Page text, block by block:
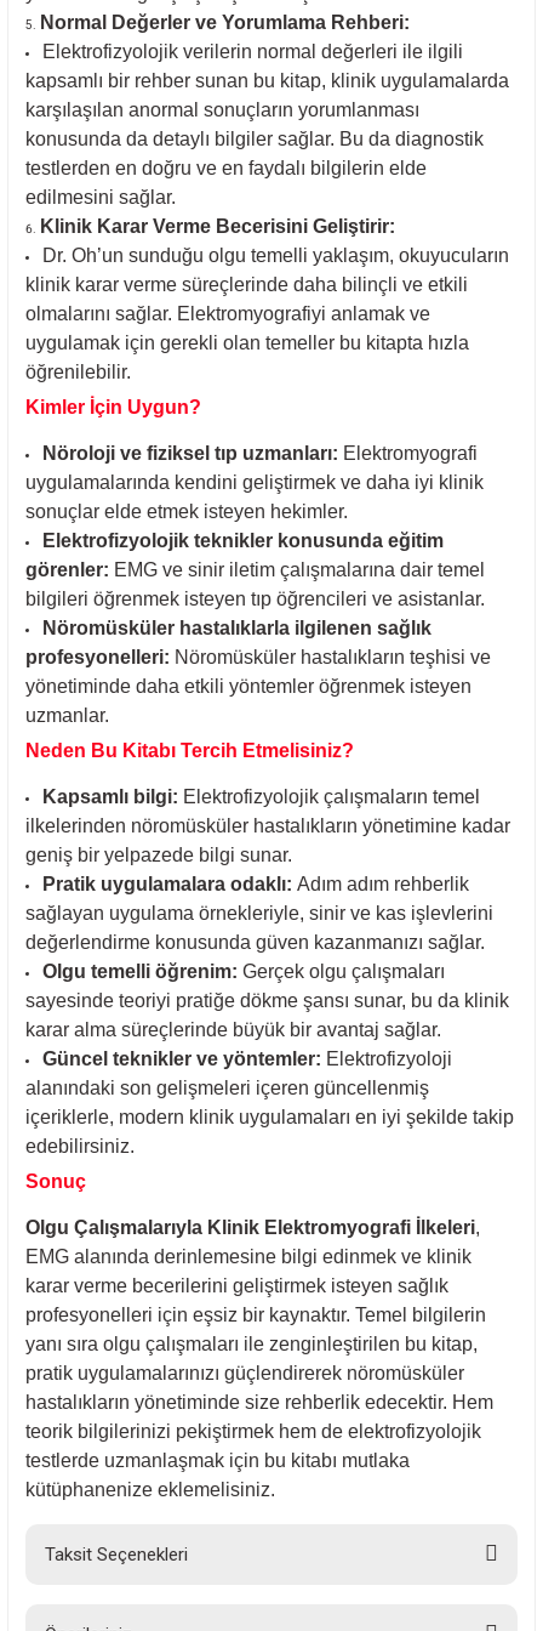
Normal Değerler ve Yorumlama Rehberi:
Elektrofizyolojik verilerin normal değerleri ile ilgili
kapsamlı bir rehber sunan bu kitap, klinik uygulamalarda
karşılaşılan anormal sonuçların yorumlanması
konusunda da detaylı bilgiler sağlar. Bu da diagnostik
testlerden en doğru ve en faydalı bilgilerin elde
edilmesini sağlar.
Klinik Karar Verme Becerisini Geliştirir:
Dr. Oh’un sunduğu olgu temelli yaklaşım, okuyucuların
klinik karar verme süreçlerinde daha bilinçli ve etkili
olmalarını sağlar. Elektromyografiyi anlamak ve
uygulamak için gerekli olan temeller bu kitapta hızla
öğrenilebilir.
Kimler İçin Uygun?
Nöroloji ve fiziksel tıp uzmanları: Elektromyografi
uygulamalarında kendini geliştirmek ve daha iyi klinik
sonuçlar elde etmek isteyen hekimler.
Elektrofizyolojik teknikler konusunda eğitim
görenler: EMG ve sinir iletim çalışmalarına dair temel
bilgileri öğrenmek isteyen tıp öğrencileri ve asistanlar.
Nöromüsküler hastalıklarla ilgilenen sağlık
profesyonelleri: Nöromüsküler hastalıkların teşhisi ve
yönetiminde daha etkili yöntemler öğrenmek isteyen
uzmanlar.
Neden Bu Kitabı Tercih Etmelisiniz?
Kapsamlı bilgi: Elektrofizyolojik çalışmaların temel
ilkelerinden nöromüsküler hastalıkların yönetimine kadar
geniş bir yelpazede bilgi sunar.
Pratik uygulamalara odaklı: Adım adım rehberlik
sağlayan uygulama örnekleriyle, sinir ve kas işlevlerini
değerlendirme konusunda güven kazanmanızı sağlar.
Olgu temelli öğrenim: Gerçek olgu çalışmaları
sayesinde teoriyi pratiğe dökme şansı sunar, bu da klinik
karar alma süreçlerinde büyük bir avantaj sağlar.
Güncel teknikler ve yöntemler: Elektrofizyoloji
alanındaki son gelişmeleri içeren güncellenmiş
içeriklerle, modern klinik uygulamaları en iyi şekilde takip
edebilirsiniz.
Sonuç
Olgu Çalışmalarıyla Klinik Elektromyografi İlkeleri,
EMG alanında derinlemesine bilgi edinmek ve klinik
karar verme becerilerini geliştirmek isteyen sağlık
profesyonelleri için eşsiz bir kaynaktır. Temel bilgilerin
yanı sıra olgu çalışmaları ile zenginleştirilen bu kitap,
pratik uygulamalarınızı güçlendirerek nöromüsküler
hastalıkların yönetiminde size rehberlik edecektir. Hem
teorik bilgilerinizi pekiştirmek hem de elektrofizyolojik
testlerde uzmanlaşmak için bu kitabı mutlaka
kütüphanenize eklemelisiniz.
Taksit Seçenekleri